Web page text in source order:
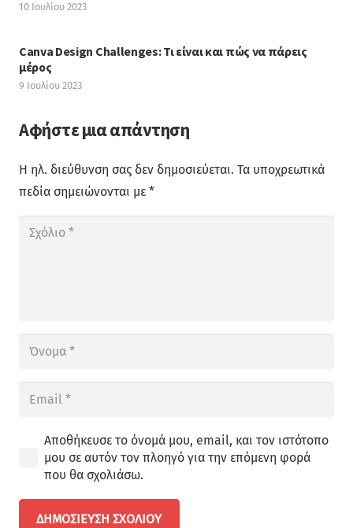
10 Ιουλίου 2023
Canva Design Challenges: Τι είναι και πώς να πάρεις
μέρος
9 Ιουλίου 2023
Αφήστε μια απάντηση
Η ηλ. διεύθυνση σας δεν δημοσιεύεται. Τα υποχρεωτικά
πεδία σημειώνονται με *
Αποθήκευσε το όνομά μου, email, και τον ιστότοπο
μου σε αυτόν τον πλοηγό για την επόμενη φορά
που θα σχολιάσω.
ΔΗΜΟΣΊΕΥΣΗ ΣΧΟΛΊΟΥ